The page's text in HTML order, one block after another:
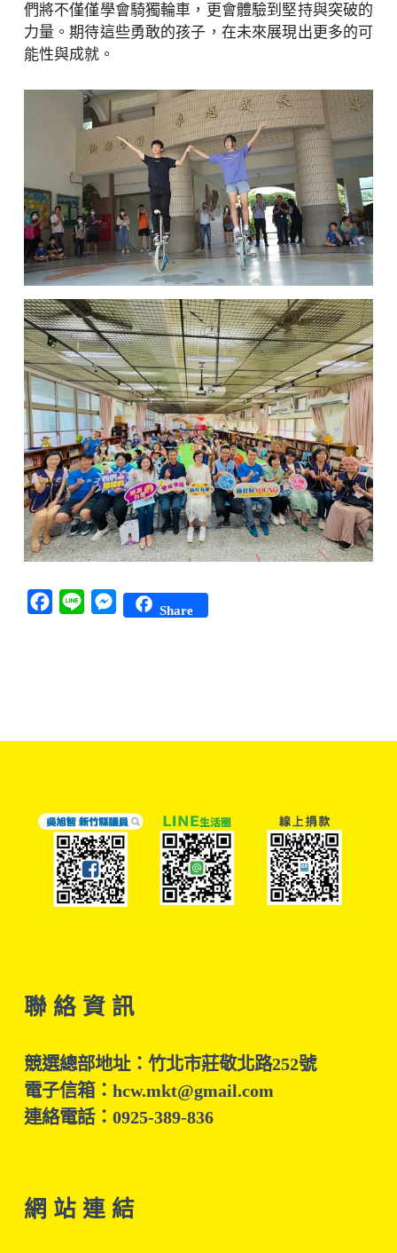
們將不僅僅學會騎獨輪車，更會體驗到堅持與突破的
力量。期待這些勇敢的孩子，在未來展現出更多的可
能性與成就。
Facebook
Line Messenger
Share
聯 絡 資 訊
競選總部地址：竹北市莊敬北路252號
電子信箱：hcw.mkt@gmail.com
連絡電話：0925-389-836
網 站 連 結